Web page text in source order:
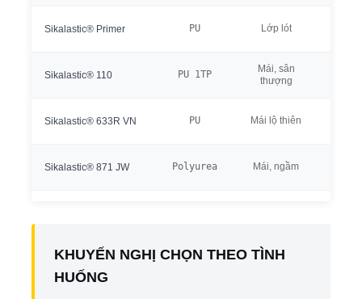
Sikalastic® Primer PU Lớp lót
Sikalastic® 110 PU 1TP
Mái, sân
thượng
Sikalastic® 633R VN PU Mái lộ thiên
Sikalastic® 871 JW Polyurea Mái, ngầm
KHUYẾN NGHỊ CHỌN THEO TÌNH
HUỐNG